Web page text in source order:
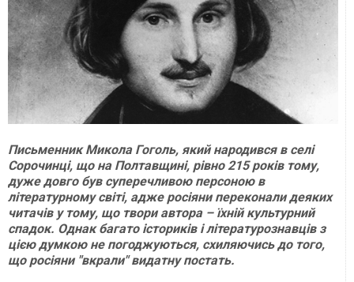
Письменник Микола Гоголь, який народився в селі
Сорочинці, що на Полтавщині, рівно 215 років тому,
дуже довго був суперечливою персоною в
літературному світі, адже росіяни переконали деяких
читачів у тому, що твори автора – їхній культурний
спадок. Однак багато істориків і літературознавців з
цією думкою не погоджуються, схиляючись до того,
що росіяни "вкрали" видатну постать.